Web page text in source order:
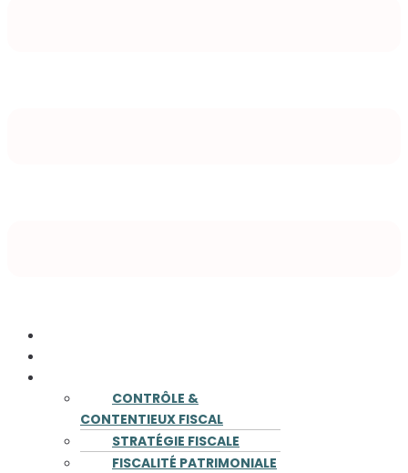
CONTRÔLE &
CONTENTIEUX FISCAL
STRATÉGIE FISCALE
FISCALITÉ PATRIMONIALE